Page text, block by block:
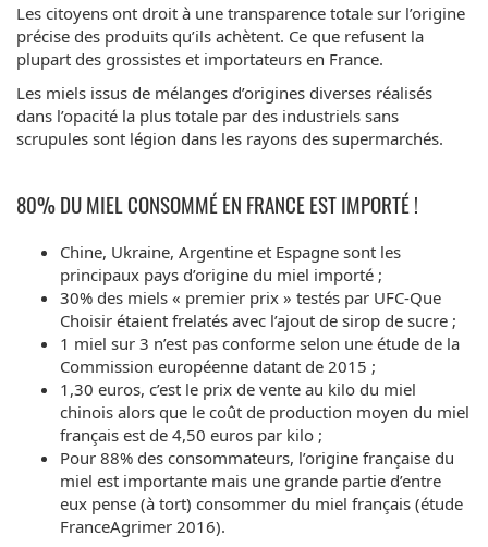
Les citoyens ont droit à une transparence totale sur l’origine
précise des produits qu’ils achètent. Ce que refusent la
plupart des grossistes et importateurs en France.
Les miels issus de mélanges d’origines diverses réalisés
dans l’opacité la plus totale par des industriels sans
scrupules sont légion dans les rayons des supermarchés.
80% DU MIEL CONSOMMÉ EN FRANCE EST IMPORTÉ !
Chine, Ukraine, Argentine et Espagne sont les
principaux pays d’origine du miel importé ;
30% des miels « premier prix » testés par UFC-Que
Choisir étaient frelatés avec l’ajout de sirop de sucre ;
1 miel sur 3 n’est pas conforme selon une étude de la
Commission européenne datant de 2015 ;
1,30 euros, c’est le prix de vente au kilo du miel
chinois alors que le coût de production moyen du miel
français est de 4,50 euros par kilo ;
Pour 88% des consommateurs, l’origine française du
miel est importante mais une grande partie d’entre
eux pense (à tort) consommer du miel français (étude
FranceAgrimer 2016).